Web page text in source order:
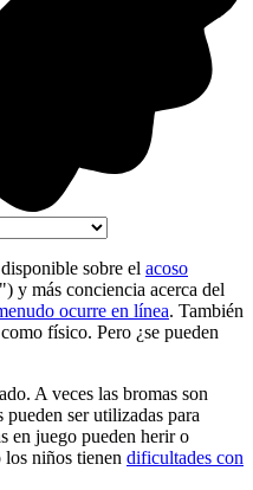
sobre el acoso
y más conciencia acerca del
ocurre en línea. También
físico. Pero ¿se pueden
A veces las bromas son
ser utilizadas para
en juego pueden herir o
los niños tienen dificultades con